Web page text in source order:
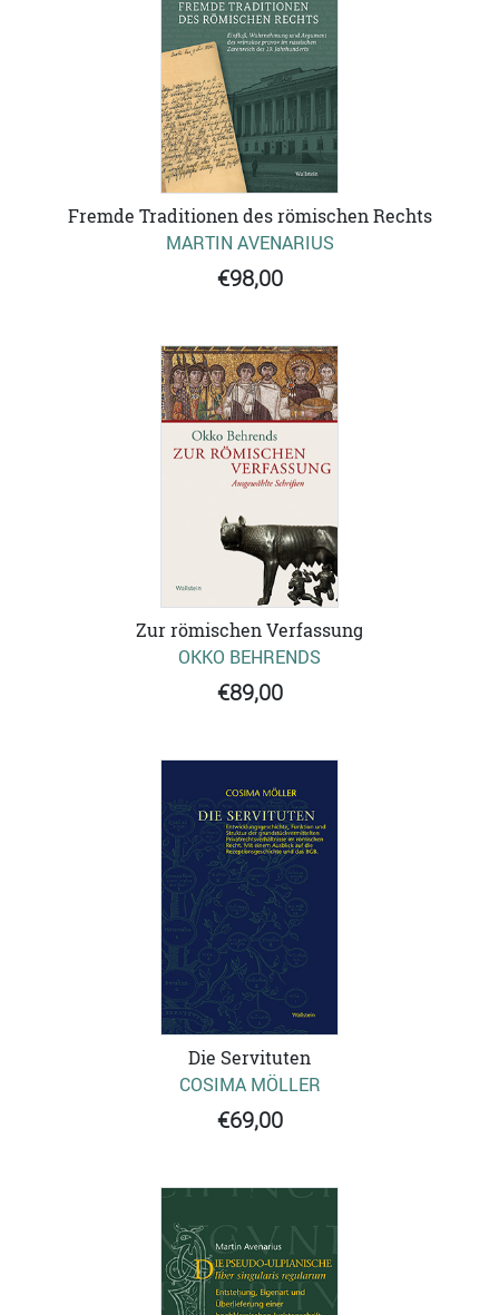
Fremde Traditionen des römischen Rechts
MARTIN AVENARIUS
€98,00
Zur römischen Verfassung
OKKO BEHRENDS
€89,00
Die Servituten
COSIMA MÖLLER
€69,00